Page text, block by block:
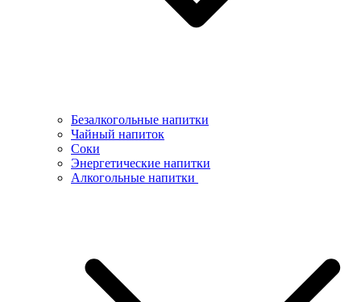
Безалкогольные напитки
Чайный напиток
Соки
Энергетические напитки
Алкогольные напитки